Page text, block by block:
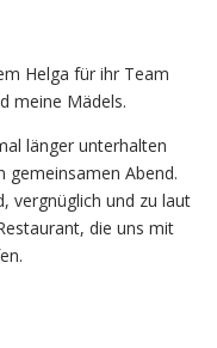
Helga für ihr Team
meine Mädels.
länger unterhalten
gemeinsamen Abend.
vergnüglich und zu laut
die uns mit